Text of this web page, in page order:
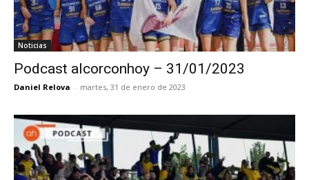
Noticias
Podcast alcorconhoy – 31/01/2023
Daniel Relova - martes, 31 de enero de 2023